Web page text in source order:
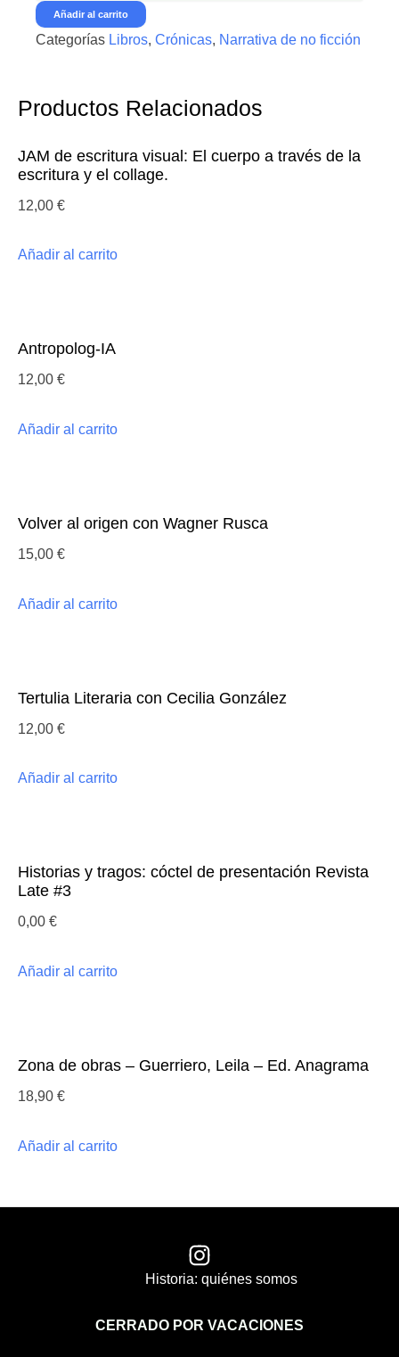
de
Tlatelolco
-
Ed.
Escolar
cantidad
Añadir al carrito
Categorías Libros, Crónicas, Narrativa de no ficción
Productos Relacionados
JAM de escritura visual: El cuerpo a través de la
escritura y el collage.
12,00 €
Añadir al carrito
Antropolog-IA
12,00 €
Añadir al carrito
Volver al origen con Wagner Rusca
15,00 €
Añadir al carrito
Tertulia Literaria con Cecilia González
12,00 €
Añadir al carrito
Historias y tragos: cóctel de presentación Revista
Late #3
0,00 €
Añadir al carrito
Zona de obras – Guerriero, Leila – Ed. Anagrama
18,90 €
Añadir al carrito
Historia: quiénes somos
CERRADO POR VACACIONES